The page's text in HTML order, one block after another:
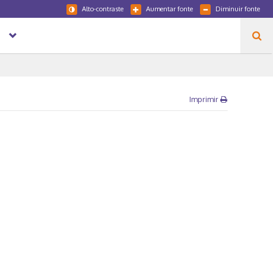
Diminuir fonte
Aumentar fonte
Alto-contraste
Imprimir